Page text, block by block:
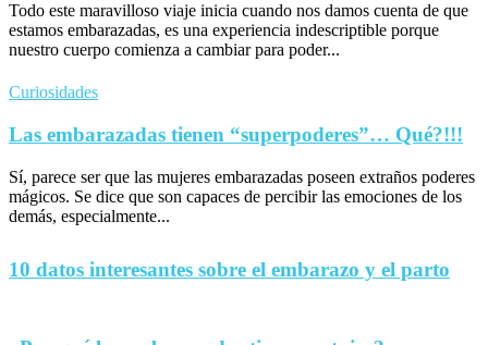
Todo este maravilloso viaje inicia cuando nos damos cuenta de que
estamos embarazadas, es una experiencia indescriptible porque
nuestro cuerpo comienza a cambiar para poder...
Curiosidades
Las embarazadas tienen “superpoderes”… Qué?!!!
Sí, parece ser que las mujeres embarazadas poseen extraños poderes
mágicos. Se dice que son capaces de percibir las emociones de los
demás, especialmente...
10 datos interesantes sobre el embarazo y el parto